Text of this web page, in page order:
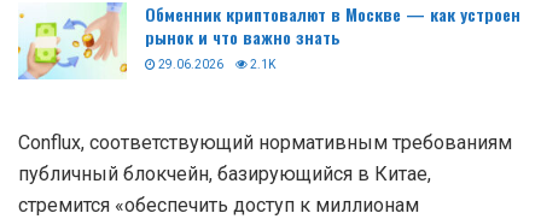
Обменник криптовалют в Москве — как устроен
рынок и что важно знать
29.06.2026 2.1K
Conflux, соответствующий нормативным требованиям
публичный блокчейн, базирующийся в Китае,
стремится «обеспечить доступ к миллионам